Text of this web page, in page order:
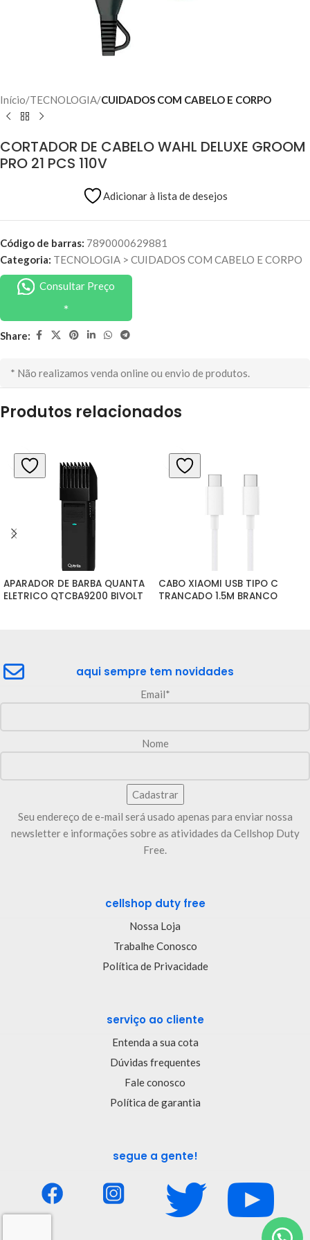
Início TECNOLOGIA CUIDADOS COM CABELO E CORPO
CORTADOR DE CABELO WAHL DELUXE GROOM
PRO 21 PCS 110V
Adicionar à lista de desejos
Código de barras: 7890000629881
Categoria: TECNOLOGIA > CUIDADOS COM CABELO E CORPO
Consultar Preço
Share:
* Não realizamos venda online ou envio de produtos.
Produtos relacionados
APARADOR DE BARBA QUANTA
ELETRICO QTCBA9200 BIVOLT
CABO XIAOMI USB TIPO C
TRANCADO 1.5M BRANCO
aqui sempre tem novidades
Email*
Nome
Seu endereço de e-mail será usado apenas para enviar nossa
newsletter e informações sobre as atividades da Cellshop Duty
Free.
cellshop duty free
Nossa Loja
Trabalhe Conosco
Política de Privacidade
serviço ao cliente
Entenda a sua cota
Dúvidas frequentes
Fale conosco
Política de garantia
segue a gente!